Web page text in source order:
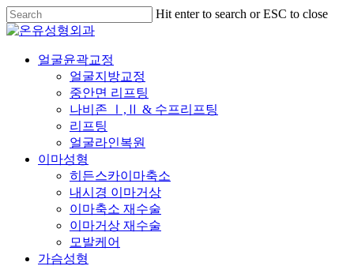
Skip
to
main
content
Hit enter to search or ESC to close
Close
Menu
얼굴윤곽교정
얼굴지방교정
중안면 리프팅
나비존 Ⅰ,Ⅱ & 수프리프팅
리프팅
얼굴라인복원
이마성형
히든스카이마축소
내시경 이마거상
이마축소 재수술
이마거상 재수술
모발케어
가슴성형